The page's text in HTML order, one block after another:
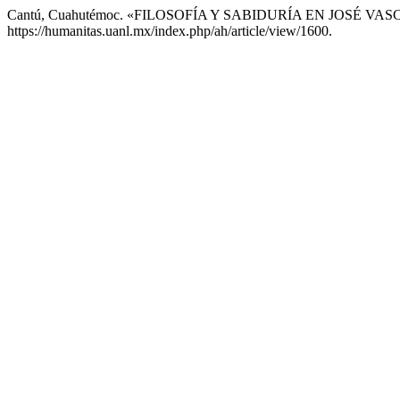
Cantú, Cuahutémoc. «FILOSOFÍA Y SABIDURÍA EN JOSÉ
https://humanitas.uanl.mx/index.php/ah/article/view/1600.